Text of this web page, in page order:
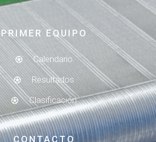
PRIMER EQUIPO
Calendario
Resultados
Clasificación
CONTACTO